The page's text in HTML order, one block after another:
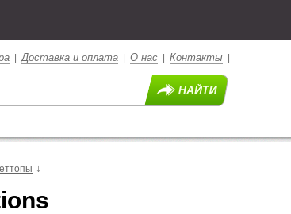
|Доставка и оплата О нас Контакты
↓